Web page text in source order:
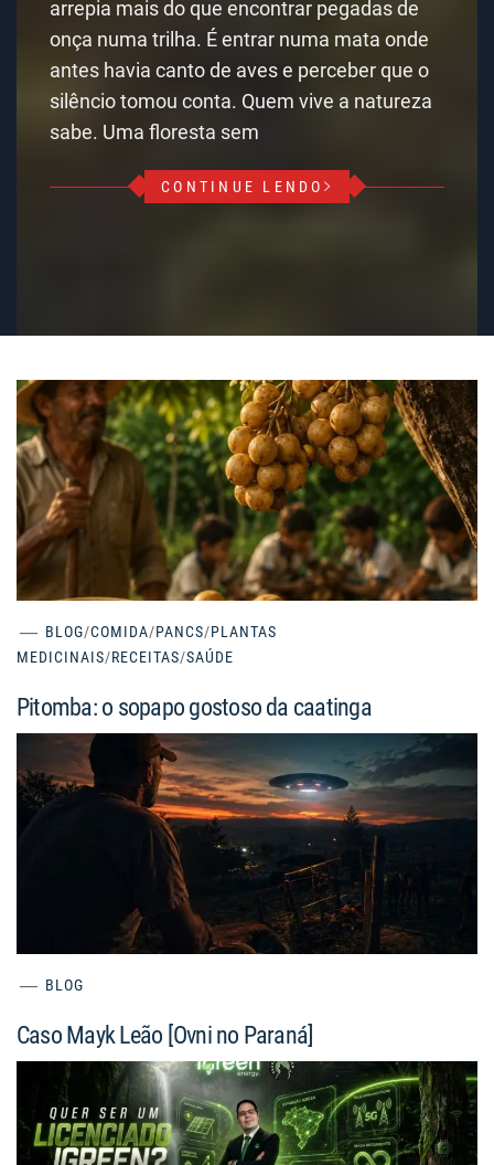
arrepia mais do que encontrar pegadas de
onça numa trilha. É entrar numa mata onde
antes havia canto de aves e perceber que o
silêncio tomou conta. Quem vive a natureza
sabe. Uma floresta sem
CONTINUE LENDO
BLOG/COMIDA/PANCS/PLANTAS
MEDICINAIS/RECEITAS/SAÚDE
Pitomba: o sopapo gostoso da caatinga
BLOG
Caso Mayk Leão [Ovni no Paraná]